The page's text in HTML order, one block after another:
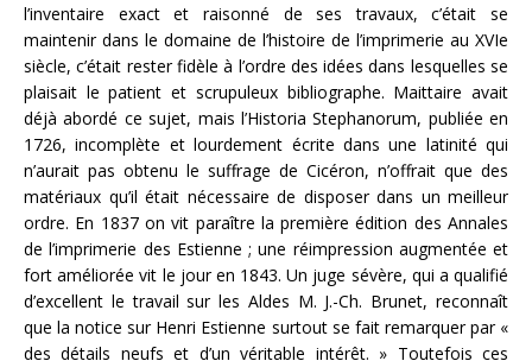
l’inventaire exact et raisonné de ses travaux, c’était se
maintenir dans le domaine de l’histoire de l’imprimerie au XVIe
siècle, c’était rester fidèle à l’ordre des idées dans lesquelles se
plaisait le patient et scrupuleux bibliographe. Maittaire avait
déjà abordé ce sujet, mais l’Historia Stephanorum, publiée en
1726, incomplète et lourdement écrite dans une latinité qui
n’aurait pas obtenu le suffrage de Cicéron, n’offrait que des
matériaux qu’il était nécessaire de disposer dans un meilleur
ordre. En 1837 on vit paraître la première édition des Annales
de l’imprimerie des Estienne ; une réimpression augmentée et
fort améliorée vit le jour en 1843. Un juge sévère, qui a qualifié
d’excellent le travail sur les Aldes M. J.-Ch. Brunet, reconnaît
que la notice sur Henri Estienne surtout se fait remarquer par «
des détails neufs et d’un véritable intérêt. » Toutefois ces